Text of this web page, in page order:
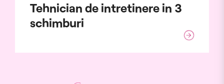
Tehnician de intretinere in 3
schimburi